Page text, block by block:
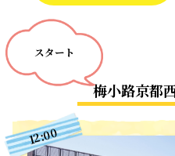
スタート
梅小路京都
12:00
当社サイト内においてお客
供する目的及び当社サイト
とを目的にCookieを使用
同意いただける場合は同意
しくは